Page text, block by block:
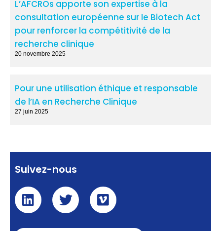
L’AFCROs apporte son expertise à la
consultation européenne sur le Biotech Act
pour renforcer la compétitivité de la
recherche clinique
20 novembre 2025
Pour une utilisation éthique et responsable
de l’IA en Recherche Clinique
27 juin 2025
Suivez-nous